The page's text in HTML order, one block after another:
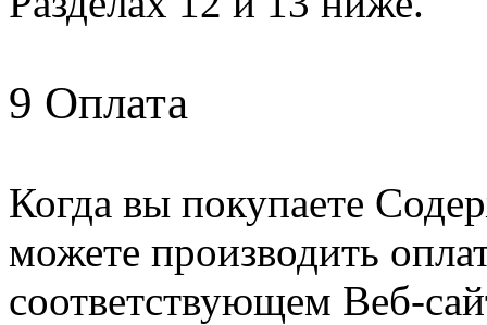
9 Оплата
Когда вы покупаете
можете производить
соответствующем Веб-